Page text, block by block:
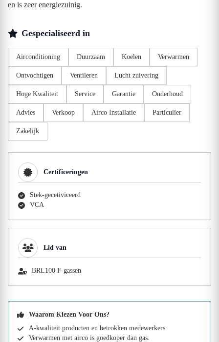
en is zeer energiezuinig.
Gespecialiseerd in
Airconditioning Duurzaam Koelen Verwarmen
Ontvochtigen Ventileren Lucht zuivering
Hoge Kwaliteit Service Garantie Onderhoud
Advies Verkoop Airco Installatie Particulier
Zakelijk
Certificeringen
Stek-gecetiviceerd
VCA
Lid van
BRL100 F-gassen
Waarom Kiezen Voor Ons?
A-kwaliteit producten en betrokken medewerkers.
Verwarmen met airco is goedkoper dan gas.